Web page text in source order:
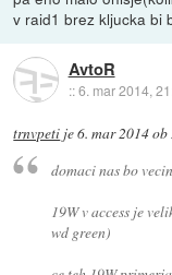
v raid1 brez kljucka bi
AvtoR
::6. mar 2014,
trnvpeti je6. mar 2014
domaci nas bo
19W v access je
wd green)